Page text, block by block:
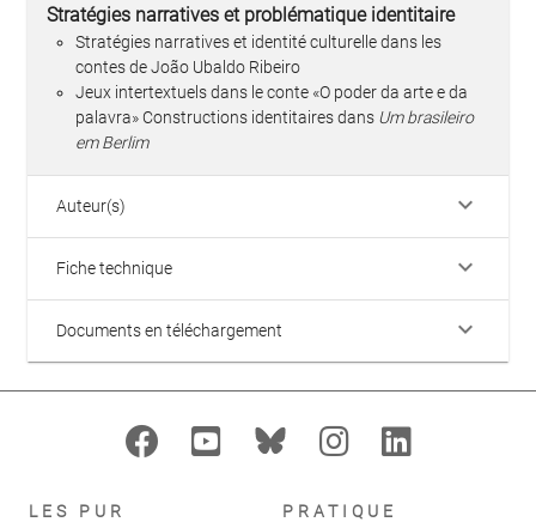
Stratégies narratives et problématique identitaire
Stratégies narratives et identité culturelle dans les
contes de João Ubaldo Ribeiro
Jeux intertextuels dans le conte «O poder da arte e da
palavra» Constructions identitaires dans Um brasileiro
em Berlim
Auteur(s) keyboard_arrow_down
Fiche technique keyboard_arrow_down
Documents en téléchargement keyboard_arrow_down
LES PUR PRATIQUE